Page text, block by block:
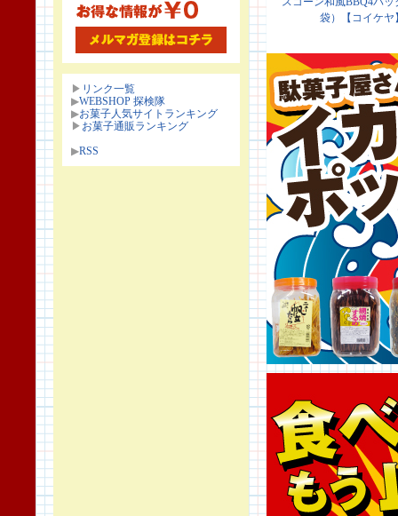
▶ リンク一覧
▶WEBSHOP 探検隊
▶お菓子人気サイトランキング
▶ お菓子通販ランキング
▶RSS